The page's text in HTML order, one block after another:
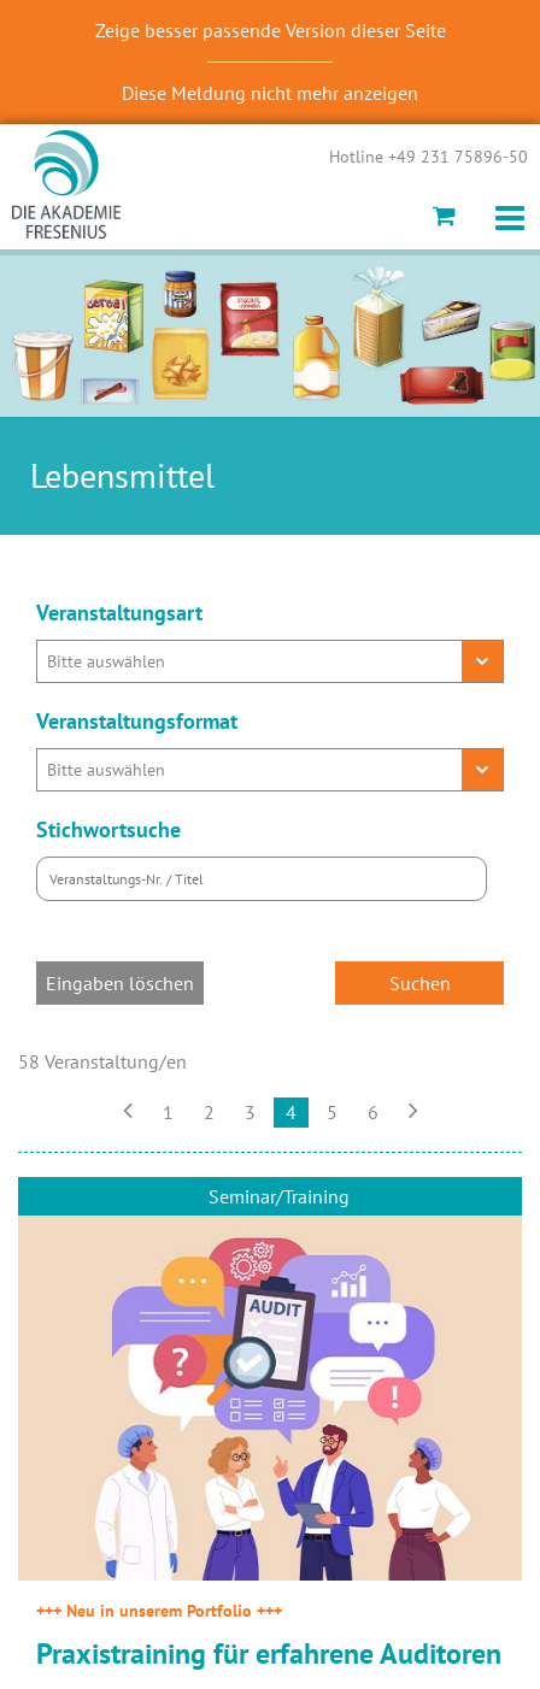
Zeige besser passende Version dieser Seite
Diese Meldung nicht mehr anzeigen
Hotline +49 231 75896-50
Lebensmittel
Veranstaltungsart
Veranstaltungsformat
Stichwortsuche
Eingaben löschen
58 Veranstaltung/en
 1 2 3 4 5 6 
Seminar/Training
+++ Neu in unserem Portfolio +++
Praxistraining für erfahrene Auditoren